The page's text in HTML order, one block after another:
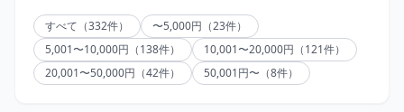
すべて（332件）
〜5,000円（23件）
5,001〜10,000円（138件）
10,001〜20,000円（121件）
20,001〜50,000円（42件）
50,001円〜（8件）